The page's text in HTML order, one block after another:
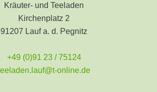
Kräuter- und Teeladen
Kirchenplatz 2
91207 Lauf a. d. Pegnitz
+49 (0)91 23 / 75124
online.de